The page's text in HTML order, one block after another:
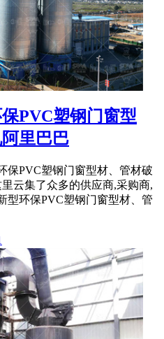
PVC塑钢门窗型
里巴巴
保PVC塑钢门窗型材、管材破
云集了众多的供应商,采购商,
型环保PVC塑钢门窗型材、管